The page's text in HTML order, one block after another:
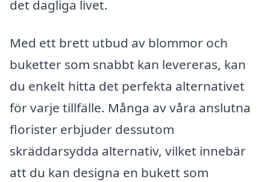
det dagliga livet.
Med ett brett utbud av blommor och
buketter som snabbt kan levereras, kan
du enkelt hitta det perfekta alternativet
för varje tillfälle. Många av våra anslutna
florister erbjuder dessutom
skräddarsydda alternativ, vilket innebär
att du kan designa en bukett som